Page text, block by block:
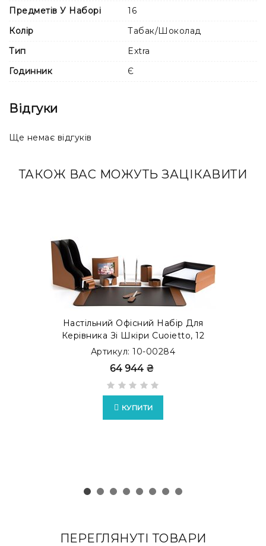
текстура та малюнок можуть незначно відрізнятися
від фотографій. Такі особливості не є дефектом, а
підкреслюють унікальність кожного виробу ручної
Предметів У Наборі
16
Колір
Табак/Шоколад
Тип
Extra
Годинник
Є
Відгуки
Ще немає відгуків
ТАКОЖ ВАС МОЖУТЬ ЗАЦІКАВИТИ
Настільний Офісний Набір Для
Керівника Зі Шкіри Cuoietto, 12
Предметів, Бювар, Тютюн/
Артикул: 10-00284
64 944 ₴
КУПИТИ
ПЕРЕГЛЯНУТІ ТОВАРИ